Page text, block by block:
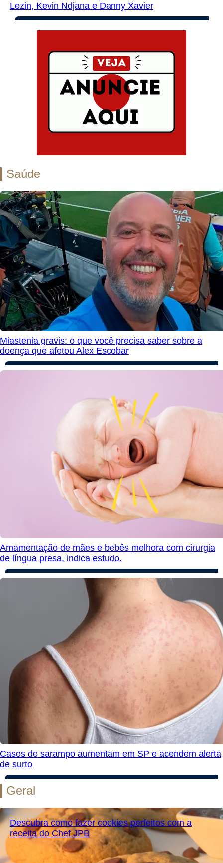
Lezin, Kevin Ndjana e Danny Xavier
Saúde
Miastenia gravis: o que você precisa saber sobre a
doença que afetou Alex Escobar
Amamentação de mães e bebês melhora com cirurgia
de língua presa, indica estudo.
Casos de sarampo aumentam em SP e acendem alerta
de surto
Geral
Descubra como fazer cookies perfeitos com a
receita do Chef JPB